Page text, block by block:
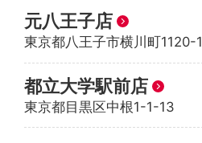
元八王子店
東京都八王子市横川町1120-1
都立大学駅前店
東京都目黒区中根1-1-13